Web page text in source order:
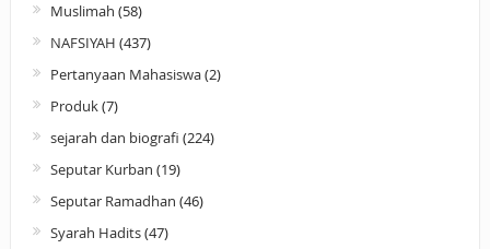
Muslimah (58)
NAFSIYAH (437)
Pertanyaan Mahasiswa(2)
Produk(7)
sejarah dan biografi (224)
Seputar Kurban (19)
Seputar Ramadhan (46)
Syarah Hadits(47)